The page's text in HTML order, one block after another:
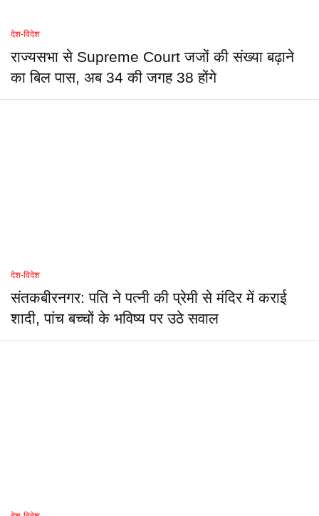
देश-विदेश
राज्यसभा से Supreme Court जजों की संख्या बढ़ाने
का बिल पास, अब 34 की जगह 38 होंगे
देश-विदेश
संतकबीरनगर: पति ने पत्नी की प्रेमी से मंदिर में कराई
शादी, पांच बच्चों के भविष्य पर उठे सवाल